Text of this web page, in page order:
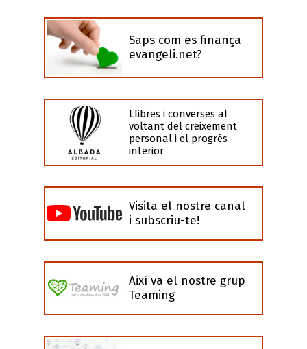
Saps com es finança
evangeli.net?
Llibres i converses al
voltant del creixement
personal i el progrés
interior
Visita el nostre canal
i subscriu-te!
Així va el nostre grup
Teaming